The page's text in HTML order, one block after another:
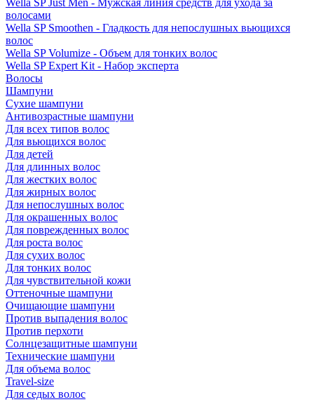
Wella SP Just Men - Мужская линия средств для ухода за
волосами
Wella SP Smoothen - Гладкость для непослушных вьющихся
волос
Wella SP Volumize - Объем для тонких волос
Wella SP Expert Kit - Набор эксперта
Волосы
Шампуни
Сухие шампуни
Антивозрастные шампуни
Для всех типов волос
Для вьющихся волос
Для детей
Для длинных волос
Для жестких волос
Для жирных волос
Для непослушных волос
Для окрашенных волос
Для поврежденных волос
Для роста волос
Для сухих волос
Для тонких волос
Для чувствительной кожи
Оттеночные шампуни
Очищающие шампуни
Против выпадения волос
Против перхоти
Солнцезащитные шампуни
Технические шампуни
Для объема волос
Travel-size
Для седых волос